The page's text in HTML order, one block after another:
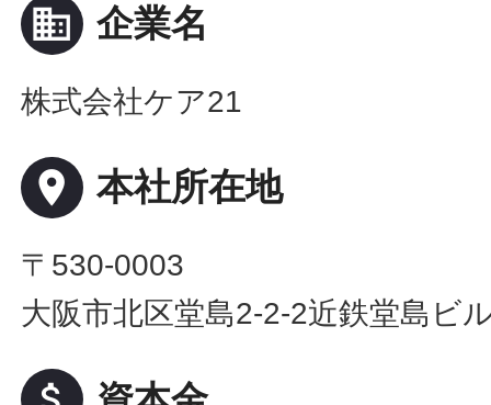
business 企業名
株式会社ケア21
place 本社所在地
〒530-0003
大阪市北区堂島2-2-2近鉄堂島ビ